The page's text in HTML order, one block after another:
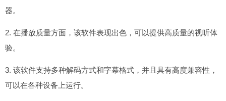
器。
2. 在播放质量方面，该软件表现出色，可以提供高质量的视听体
验。
3. 该软件支持多种解码方式和字幕格式，并且具有高度兼容性，
可以在各种设备上运行。